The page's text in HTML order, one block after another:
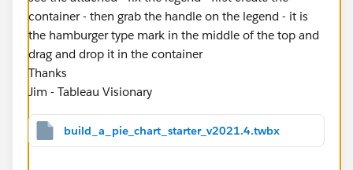
container - then grab the handle on the legend - it is
the hamburger type mark in the middle of the top and
drag and drop it in the container
Thanks
Jim - Tableau Visionary
build_a_pie_chart_starter_v2021.4.twbx